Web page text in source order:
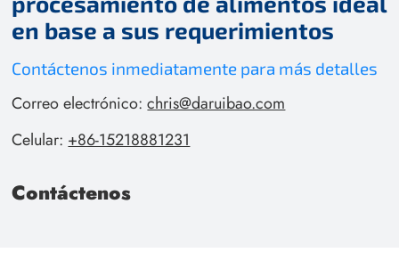
en base a sus requerimientos
Contáctenos inmediatamente para más detalles
Correo electrónico:chris@daruibao.com
Celular: +86-15218881231
Contáctenos